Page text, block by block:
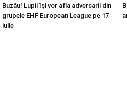
Buzău! Lupii își vor afla adversarii din
grupele EHF European League pe 17
iulie